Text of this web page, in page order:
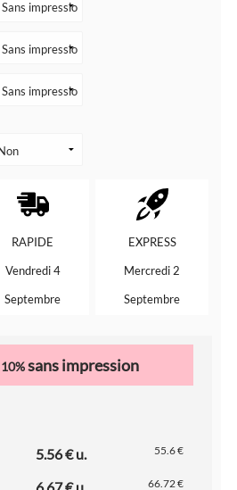
RAPIDE
Vendredi 4
Septembre
EXPRESS
Mercredi 2
Septembre
10%sans impression
5.56 € u. 55.6 €
66.72 €